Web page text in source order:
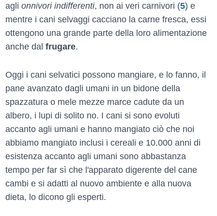
agli onnivori indifferenti, non ai veri carnivori (5) e
mentre i cani selvaggi cacciano la carne fresca, essi
ottengono una grande parte della loro alimentazione
anche dal frugare.
Oggi i cani selvatici possono mangiare, e lo fanno, il
pane avanzato dagli umani in un bidone della
spazzatura o mele mezze marce cadute da un
albero, i lupi di solito no. I cani si sono evoluti
accanto agli umani e hanno mangiato ciò che noi
abbiamo mangiato inclusi i cereali e 10.000 anni di
esistenza accanto agli umani sono abbastanza
tempo per far sì che l'apparato digerente del cane
cambi e si adatti al nuovo ambiente e alla nuova
dieta, lo dicono gli esperti.